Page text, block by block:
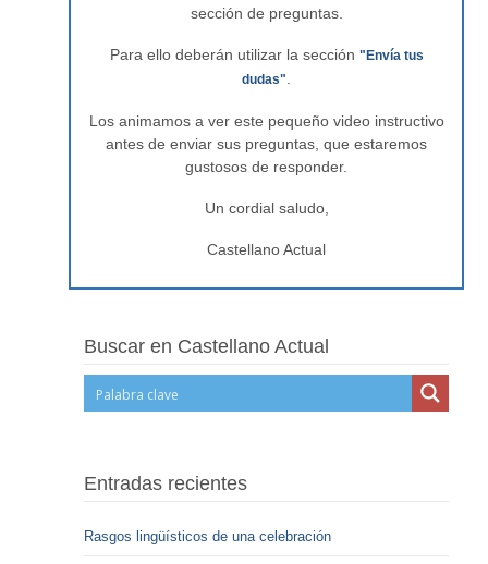
sección de preguntas.
Para ello deberán utilizar la sección "Envía tus
dudas"
Los animamos a ver este pequeño video instructivo
antes de enviar sus preguntas, que estaremos
gustosos de responder.
Un cordial saludo,
Castellano Actual
Buscar en Castellano Actual
Entradas recientes
Rasgos lingüísticos de una celebración